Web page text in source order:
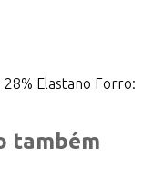
28% Elastano Forro:
também